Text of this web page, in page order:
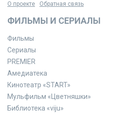
О проекте
Обратная связь
ФИЛЬМЫ И СЕРИАЛЫ
Фильмы
Сериалы
PREMIER
Амедиатека
Кинотеатр «START»
Мульфильм «Цветняшки»
Библиотека «viju»